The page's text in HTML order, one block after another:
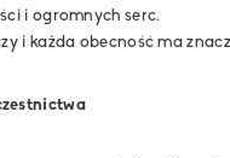
i ogromnych serc.
i każda obecność ma